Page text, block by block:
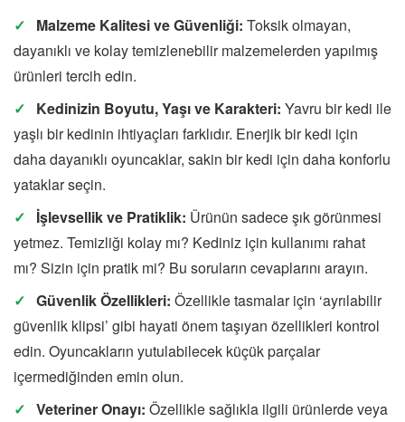
Malzeme Kalitesi ve Güvenliği: Toksik olmayan,
dayanıklı ve kolay temizlenebilir malzemelerden yapılmış
ürünleri tercih edin.
Kedinizin Boyutu, Yaşı ve Karakteri: Yavru bir kedi ile
yaşlı bir kedinin ihtiyaçları farklıdır. Enerjik bir kedi için
daha dayanıklı oyuncaklar, sakin bir kedi için daha konforlu
yataklar seçin.
İşlevsellik ve Pratiklik: Ürünün sadece şık görünmesi
yetmez. Temizliği kolay mı? Kediniz için kullanımı rahat
mı? Sizin için pratik mi? Bu soruların cevaplarını arayın.
Güvenlik Özellikleri: Özellikle tasmalar için ‘ayrılabilir
güvenlik klipsi’ gibi hayati önem taşıyan özellikleri kontrol
edin. Oyuncakların yutulabilecek küçük parçalar
içermediğinden emin olun.
Veteriner Onayı: Özellikle sağlıkla ilgili ürünlerde veya